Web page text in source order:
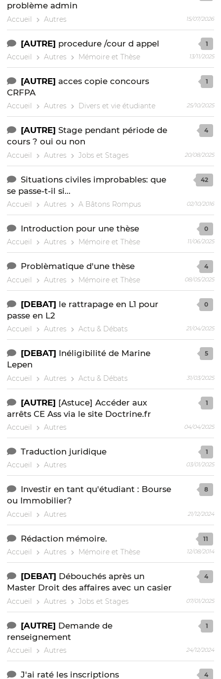
problème admin
Accueil Autres 15/07/2026
[AUTRE] procedure /cour d appel
Accueil Autres Mémoire et Thèse
1
13/11/2025
[AUTRE] acces copie concours
CRFPA
Accueil Autres Divers et vie étudiante
1
25/10/2025
[AUTRE] Stage pendant période de
cours ? oui ou non
Accueil Autres Jobs et Stages
4
20/08/2025
Situations civiles improbables: que
se passe-t-il si...
Accueil Autres A Bâtons Rompus
42
02/10/2016
Introduction pour une thèse
Accueil Autres Mémoire et Thèse
0
11/06/2025
Problèmatique d'une thèse
Accueil Autres Mémoire et Thèse
4
08/05/2025
[DEBAT] le rattrapage en L1 pour
passe en L2
Accueil Autres Actu & Débats
0
21/04/2025
[DEBAT] Inéligibilité de Marine
Lepen
Accueil Autres Actu & Débats
5
31/03/2025
[AUTRE] [Astuce] Accéder aux
arrêts CE Ass via le site Doctrine.fr
Accueil Autres
1
04/04/2025
Traduction juridique
Accueil Autres
1
03/01/2025
Investir en tant qu'étudiant : Bourse
ou Immobilier?
Accueil Autres
8
21/12/2024
Rédaction mémoire.
Accueil Autres Mémoire et Thèse
11
12/08/2014
[DEBAT] Débouchés après un
Master Droit des affaires avec un casier
Accueil Autres Jobs et Stages
4
07/01/2025
[AUTRE] Demande de
renseignement
Accueil Autres
1
24/12/2024
J'ai raté les inscriptions 4